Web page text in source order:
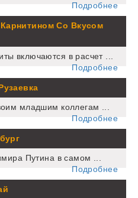
Подробнее
Со Вкусом
включаются в расчет ...
Подробнее
младшим коллегам ...
Подробнее
Путина в самом ...
Подробнее